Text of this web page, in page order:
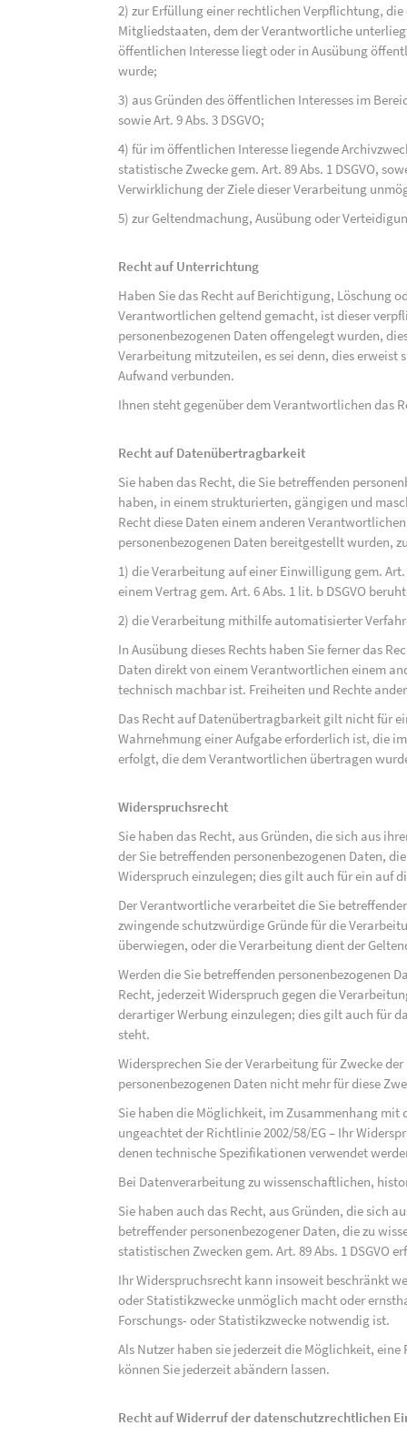
2) zur Erfüllung einer rechtlichen Verpflichtung,
Mitgliedstaaten, dem der Verantwortliche
öffentlichen Interesse liegt oder in Ausübung
wurde;
3) aus Gründen des öffentlichen Interesses im
sowie Art. 9 Abs. 3 DSGVO;
4) für im öffentlichen Interesse liegende
statistische Zwecke gem. Art. 89 Abs. 1 DSGVO,
Verwirklichung der Ziele dieser Verarbeitung
5) zur Geltendmachung, Ausübung oder
Recht auf Unterrichtung
Haben Sie das Recht auf Berichtigung, Löschung
Verantwortlichen geltend gemacht, ist dieser
personenbezogenen Daten offengelegt wurden,
Verarbeitung mitzuteilen, es sei denn, dies
Aufwand verbunden.
Ihnen steht gegenüber dem Verantwortlichen das
Recht auf Datenübertragbarkeit
Sie haben das Recht, die Sie betreffenden
haben, in einem strukturierten, gängigen und
Recht diese Daten einem anderen
personenbezogenen Daten bereitgestellt wurden,
1) die Verarbeitung auf einer Einwilligung gem. Art.
einem Vertrag gem. Art. 6 Abs. 1 lit. b DSGVO
2) die Verarbeitung mithilfe automatisierter
In Ausübung dieses Rechts haben Sie ferner das
Daten direkt von einem Verantwortlichen einem
technisch machbar ist. Freiheiten und Rechte
Das Recht auf Datenübertragbarkeit gilt nicht für
Wahrnehmung einer Aufgabe erforderlich ist, die
erfolgt, die dem Verantwortlichen übertragen
Widerspruchsrecht
Sie haben das Recht, aus Gründen, die sich aus
der Sie betreffenden personenbezogenen Daten,
Widerspruch einzulegen; dies gilt auch für ein auf
Der Verantwortliche verarbeitet die Sie
zwingende schutzwürdige Gründe für die
überwiegen, oder die Verarbeitung dient der
Werden die Sie betreffenden personenbezogenen
Recht, jederzeit Widerspruch gegen die
derartiger Werbung einzulegen; dies gilt auch für
steht.
Widersprechen Sie der Verarbeitung für Zwecke
personenbezogenen Daten nicht mehr für diese
Sie haben die Möglichkeit, im Zusammenhang
ungeachtet der Richtlinie 2002/58/EG – Ihr
denen technische Spezifikationen verwendet
Bei Datenverarbeitung zu wissenschaftlichen,
Sie haben auch das Recht, aus Gründen, die sich
betreffender personenbezogener Daten, die zu
statistischen Zwecken gem. Art. 89 Abs. 1 DSGVO
Ihr Widerspruchsrecht kann insoweit beschränkt
oder Statistikzwecke unmöglich macht oder
Forschungs- oder Statistikzwecke notwendig ist.
Als Nutzer haben sie jederzeit die Möglichkeit,
können Sie jederzeit abändern lassen.
Recht auf Widerruf der datenschutzrechtlichen